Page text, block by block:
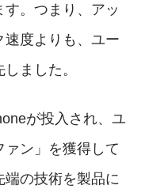
。つまり、アッ
速度よりも、ユー
ました。
が投入され、ユ
ン」を獲得して
の技術を製品に